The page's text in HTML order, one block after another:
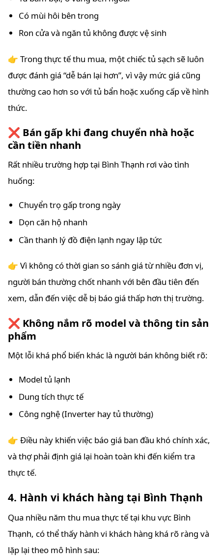
Có mùi hôi bên trong
Ron cửa và ngăn tủ không được vệ sinh
👉 Trong thực tế thu mua, một chiếc tủ sạch sẽ luôn
được đánh giá “dễ bán lại hơn”, vì vậy mức giá cũng
thường cao hơn so với tủ bẩn hoặc xuống cấp về hình
thức.
❌ Bán gấp khi đang chuyển nhà hoặc
cần tiền nhanh
Rất nhiều trường hợp tại Bình Thạnh rơi vào tình
huống:
Chuyển trọ gấp trong ngày
Dọn căn hộ nhanh
Cần thanh lý đồ điện lạnh ngay lập tức
👉 Vì không có thời gian so sánh giá từ nhiều đơn vị,
người bán thường chốt nhanh với bên đầu tiên đến
xem, dẫn đến việc dễ bị báo giá thấp hơn thị trường.
❌ Không nắm rõ model và thông tin sản
phẩm
Một lỗi khá phổ biến khác là người bán không biết rõ:
Model tủ lạnh
Dung tích thực tế
Công nghệ (Inverter hay tủ thường)
👉 Điều này khiến việc báo giá ban đầu khó chính xác,
và thợ phải định giá lại hoàn toàn khi đến kiểm tra
thực tế.
4. Hành vi khách hàng tại Bình Thạnh
Qua nhiều năm thu mua thực tế tại khu vực Bình
Thạnh, có thể thấy hành vi khách hàng khá rõ ràng và
lặp lại theo mô hình sau: